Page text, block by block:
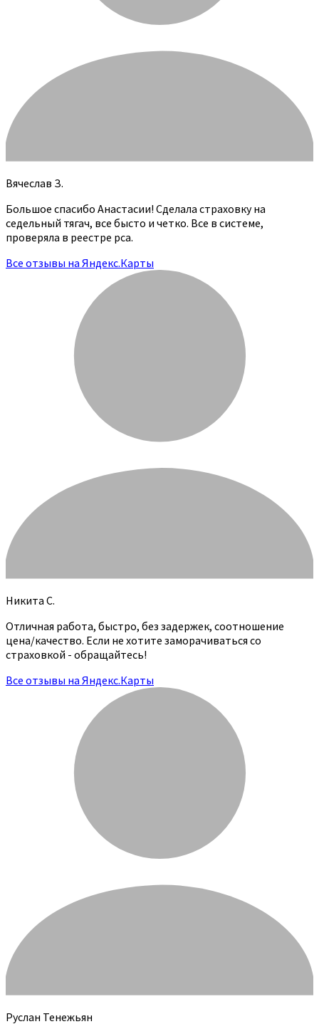
Вячеслав З.
Большое спасибо Анастасии! Сделала страховку на
седельный тягач, все бысто и четко. Все в системе,
проверяла в реестре рса.
Все отзывы на Яндекс.Карты
Никита С.
Отличная работа, быстро, без задержек, соотношение
цена/качество. Если не хотите заморачиваться со
страховкой - обращайтесь!
Все отзывы на Яндекс.Карты
Руслан Тенежьян